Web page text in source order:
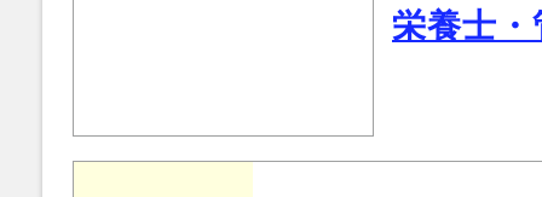
栄養士